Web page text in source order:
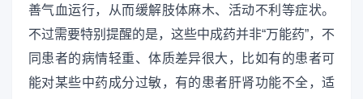
善气血运行，从而缓解肢体麻木、活动不利等症状。
不过需要特别提醒的是，这些中成药并非“万能药”，不
同患者的病情轻重、体质差异很大，比如有的患者可
能对某些中药成分过敏，有的患者肝肾功能不全，适